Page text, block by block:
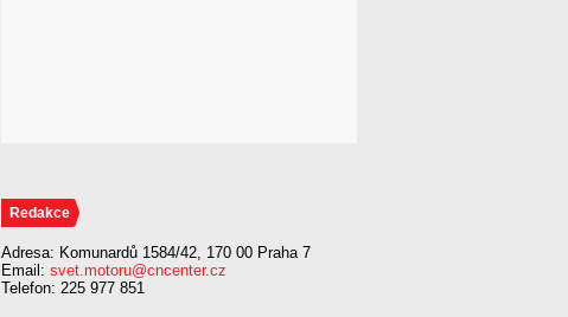
Redakce
Adresa: Komunardů 1584/42, 170 00 Praha 7
Email: svet.motoru@cncenter.cz
Telefon: 225 977 851